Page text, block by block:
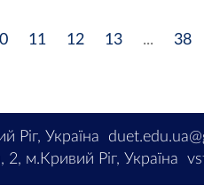
11 12 13 ... 38
Ріг, Україна
2, м.Кривий Ріг, Україна